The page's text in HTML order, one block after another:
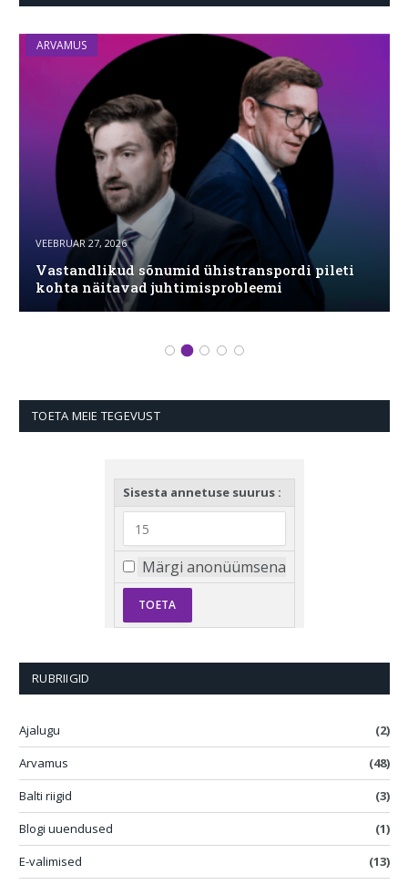
ARVAMUS
VEEBRUAR 27, 2026
Vastandlikud sõnumid ühistranspordi pileti
kohta näitavad juhtimisprobleemi
TOETA MEIE TEGEVUST
Sisesta annetuse suurus :
Märgi anonüümsena
RUBRIIGID
Ajalugu
(2)
Arvamus
(48)
Balti riigid
(3)
Blogi uuendused
(1)
E-valimised
(13)